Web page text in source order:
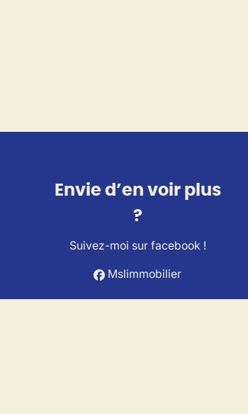
Envie d’en voir plus
?
Suivez-moi sur facebook !
Mslimmobilier